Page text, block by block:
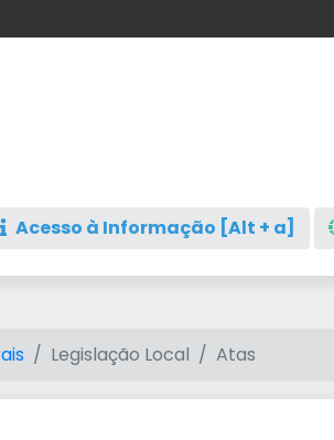
Acesso à Informação [Alt + a]
Legislação Local Atas